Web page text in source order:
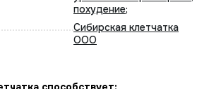
похудение;
Сибирская клетчатка
ООО